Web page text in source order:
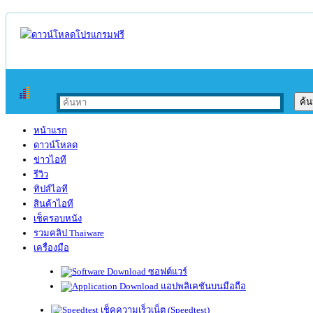
หน้าแรก
ดาวน์โหลด
ข่าวไอที
รีวิว
ทิปส์ไอที
สินค้าไอที
เช็ครอบหนัง
รวมคลิป Thaiware
เครื่องมือ
ซอฟต์แวร์
แอปพลิเคชันบนมือถือ
เช็คความเร็วเน็ต (Speedtest)